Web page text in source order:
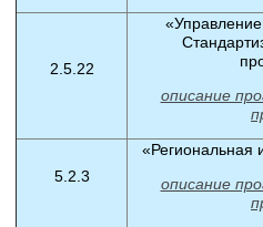
2.5.22
«Управление
описание
5.2.3
«Региональная
описание